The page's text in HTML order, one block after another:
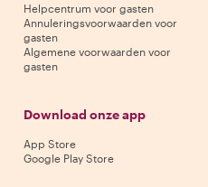
Helpcentrum voor gasten
Annuleringsvoorwaarden voor
gasten
Algemene voorwaarden voor
gasten
Download onze app
App Store
Google Play Store